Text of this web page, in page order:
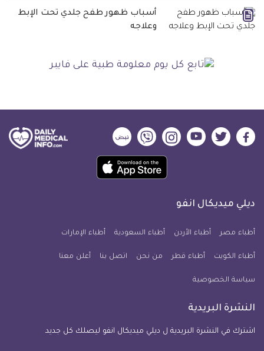
أسباب ظهور طفح جلدي تحت الإبط
وعلاجه
ديلي
فيسبوك
ديلي
تويتر
ديلي
ميديكال
يوتيوب
ديلي
ميديكال
انفو
ديلي
ميديكال
انفو
ديلي
ميديكال
انفو
حمل
تطبيق
معلومة
للآيفون
ديلي ميديكال انفو
أطباء مصر أطباء الأردن أطباء السعودية أطباء الإمارات
أطباء الكويت أطباء قطر من نحن اتصل بنا أعلن معنا
سياسة الخصوصية
النشرة البريدية
اشترك في النشرة البريدية ل ديلي ميديكال انفو ليصلك كل جديد